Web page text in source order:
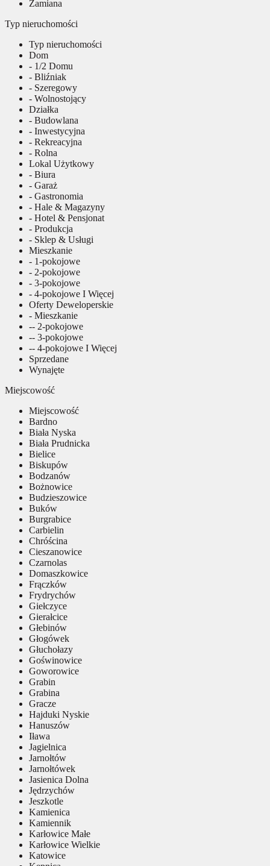
Zamiana
Typ nieruchomości
Typ nieruchomości
Dom
- 1/2 Domu
- Bliźniak
- Szeregowy
- Wolnostojący
Działka
- Budowlana
- Inwestycyjna
- Rekreacyjna
- Rolna
Lokal Użytkowy
- Biura
- Garaż
- Gastronomia
- Hale & Magazyny
- Hotel & Pensjonat
- Produkcja
- Sklep & Usługi
Mieszkanie
- 1-pokojowe
- 2-pokojowe
- 3-pokojowe
- 4-pokojowe I Więcej
Oferty Deweloperskie
- Mieszkanie
-- 2-pokojowe
-- 3-pokojowe
-- 4-pokojowe I Więcej
Sprzedane
Wynajęte
Miejscowość
Miejscowość
Bardno
Biała Nyska
Biała Prudnicka
Bielice
Biskupów
Bodzanów
Bożnowice
Budzieszowice
Buków
Burgrabice
Carbielin
Chróścina
Cieszanowice
Czarnolas
Domaszkowice
Frączków
Frydrychów
Giełczyce
Gierałcice
Głebinów
Głogówek
Głuchołazy
Goświnowice
Goworowice
Grabin
Grabina
Gracze
Hajduki Nyskie
Hanuszów
Iława
Jagielnica
Jarnołtów
Jarnołtówek
Jasienica Dolna
Jędrzychów
Jeszkotle
Kamienica
Kamiennik
Karłowice Małe
Karłowice Wielkie
Katowice